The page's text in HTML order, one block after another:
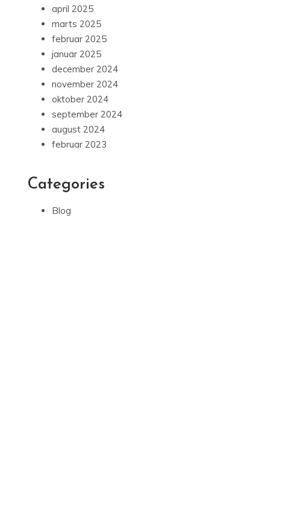
april 2025
marts 2025
februar 2025
januar 2025
december 2024
november 2024
oktober 2024
september 2024
august 2024
februar 2023
Categories
Blog